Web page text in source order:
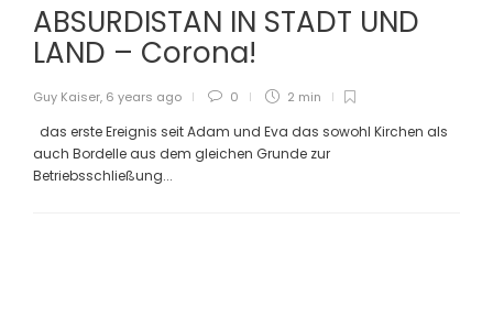
ABSURDISTAN IN STADT UND
LAND – Corona!
Guy Kaiser, 6 years ago 0 2 min
das erste Ereignis seit Adam und Eva das sowohl Kirchen als
auch Bordelle aus dem gleichen Grunde zur
Betriebsschließung...